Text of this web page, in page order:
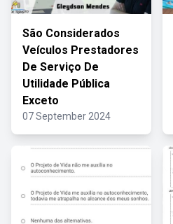
São Considerados
Veículos Prestadores
De Serviço De
Utilidade Pública
Exceto
07 September 2024